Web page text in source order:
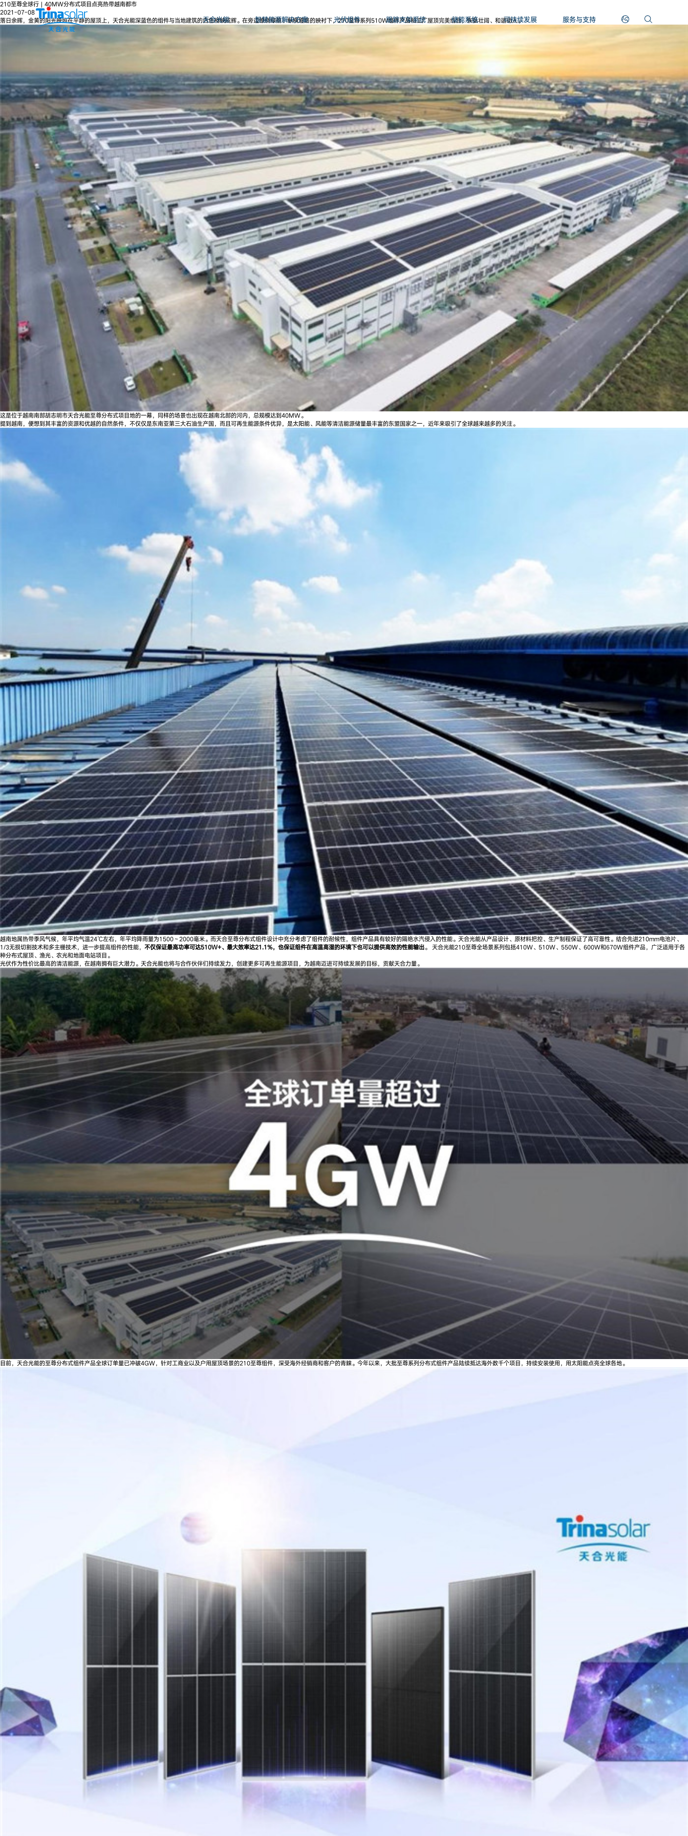
天合光能 智慧能源解决方案 光伏组件 跟踪支架系统 储能系统 可持续发展 服务与支持
210至尊全球行 | 40MW分布式项目点亮热带越南都市
2021-07-08
落日余晖，金黄的阳光映照在平静的屋顶上，天合光能深蓝色的组件与当地建筑的白色相映成辉。在旁边缭绕绿荫、纵横道路的映衬下，210至尊系列510W组件产品和工厂屋顶完美结合，恢弘壮阔、和谐动人。
这是位于越南南部胡志明市天合光能至尊分布式项目地的一幕，同样的场景也出现在越南北部的河内，总规模达到40MW。
提到越南，便想到其丰富的资源和优越的自然条件，不仅仅是东南亚第三大石油生产国，而且可再生能源条件优异，是太阳能、风能等清洁能源储量最丰富的东盟国家之一，近年来吸引了全球越来越多的关注。
越南地属热带季风气候，年平均气温24℃左右，年平均降雨量为1500～2000毫米。而天合至尊分布式组件设计中充分考虑了组件的耐候性，组件产品具有较好的隔绝水汽侵入的性能。天合光能从产品设计、原材料把控、生产制程保证了高可靠性。结合先进210mm电池片、
1/3无损切割技术和多主栅技术，进一步提高组件的性能， 不仅保证最高功率可达510W+、最大效率达21.1%，也保证组件在高温高湿的环境下也可以提供高效的性能输出。 天合光能210至尊全场景系列包括410W、510W、550W、600W和670W组件产品，广泛适用于各
种分布式屋顶、渔光、农光和地面电站项目。
光伏作为性价比最高的清洁能源，在越南拥有巨大潜力。天合光能也将与合作伙伴们持续发力，创建更多可再生能源项目，为越南迈进可持续发展的目标，贡献天合力量。
目前，天合光能的至尊分布式组件产品全球订单量已冲破4GW，针对工商业以及户用屋顶场景的210至尊组件，深受海外经销商和客户的青睐。今年以来，大批至尊系列分布式组件产品陆续抵达海外数千个项目，持续安装使用，用太阳能点亮全球各地。